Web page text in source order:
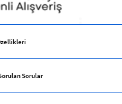
Sorular